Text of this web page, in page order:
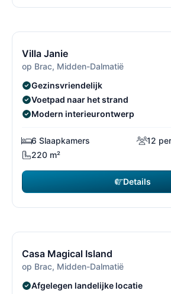
Villa Janie
op Brac, Midden-Dalmatië
Gezinsvriendelijk
Voetpad naar het strand
Modern interieurontwerp
6 Slaapkamers
12
220 m²
Details
Casa Magical Island
op Brac, Midden-Dalmatië
Afgelegen landelijke locatie